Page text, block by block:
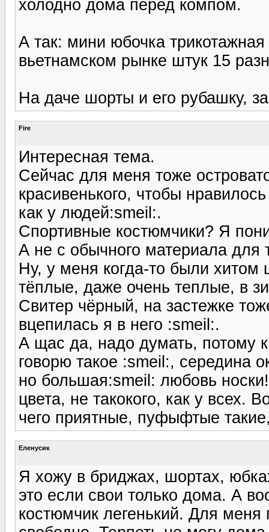
холодно дома перед компом.
А так: мини юбочка
вьетнамском рынке штук 15
На даче шорты и его рубашку,
Fire
Интересная тема.
Сейчас для меня тоже
красивенького, чтобы
как у людей:smeil:.
Спортивные костюмчики? Я
А не с обычного материала для
Ну, у меня когда-то были
тёплые, даже очень теплые, в
Свитер чёрный, на застежке
вцепилась я в него :smeil:.
А щас да, надо думать, потому
говорю такое :smeil:, середина
но большая:smeil: любовь
цвета, не такокого, как у
чего приятные, пуфыфтые
Еленусик
Я хожу в бриджах, шортах,
это если свои только дома. А
костюмчик легенький. Для